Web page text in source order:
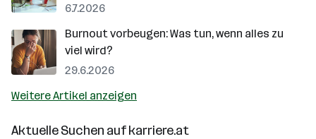
6.7.2026
Burnout vorbeugen: Was tun, wenn alles zu
viel wird?
29.6.2026
Weitere Artikel anzeigen
Aktuelle Suchen aufkarriere.at